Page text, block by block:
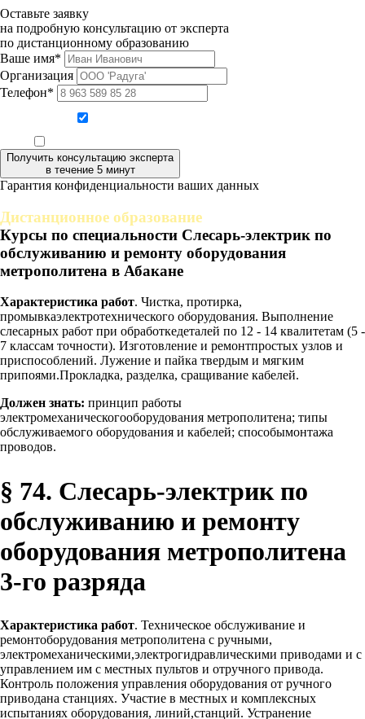
Оставьте заявку
на подробную консультацию от эксперта
по дистанционному образованию
Ваше имя*
Организация
Телефон*
Получить консультацию эксперта
в течение 5 минут
Гарантия конфиденциальности ваших данных
Дистанционное образование
Курсы по специальности Слесарь-электрик по
обслуживанию и ремонту оборудования
метрополитена в Абакане
Характеристика работ. Чистка, протирка,
промывкаэлектротехнического оборудования. Выполнение
слесарных работ при обработкедеталей по 12 - 14 квалитетам (5 -
7 классам точности). Изготовление и ремонтпростых узлов и
приспособлений. Лужение и пайка твердым и мягким
припоями.Прокладка, разделка, сращивание кабелей.
Должен знать: принцип работы
электромеханическогооборудования метрополитена; типы
обслуживаемого оборудования и кабелей; способымонтажа
проводов.
§ 74. Слесарь-электрик по
обслуживанию и ремонту
оборудования метрополитена
3-го разряда
Характеристика работ. Техническое обслуживание и
ремонтоборудования метрополитена с ручными,
электромеханическими,электрогидравлическими приводами и с
управлением им с местных пультов и отручного привода.
Контроль положения управления оборудования от ручного
приводана станциях. Участие в местных и комплексных
испытаниях оборудования, линий,станций. Устранение